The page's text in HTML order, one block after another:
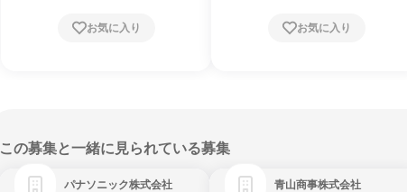
お気に入り お気に入り
この募集と一緒に見られている募集
パナソニック株式会社 青山商事株式会社